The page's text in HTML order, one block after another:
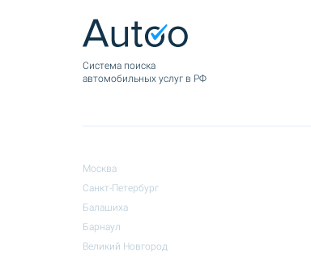
Cистема поиска
автомобильных услуг в РФ
Москва
Санкт-Петербург
Балашиха
Барнаул
Великий Новгород